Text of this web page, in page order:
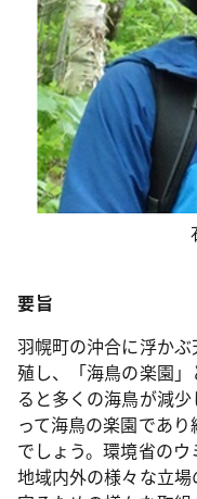
要旨
羽幌町の沖合に浮か
殖し、「海鳥の楽園
ると多くの海鳥が減
って海鳥の楽園であ
でしょう。環境省のウ
地域内外の様々な立